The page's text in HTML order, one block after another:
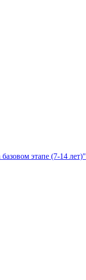
этапе (7-14 лет)"